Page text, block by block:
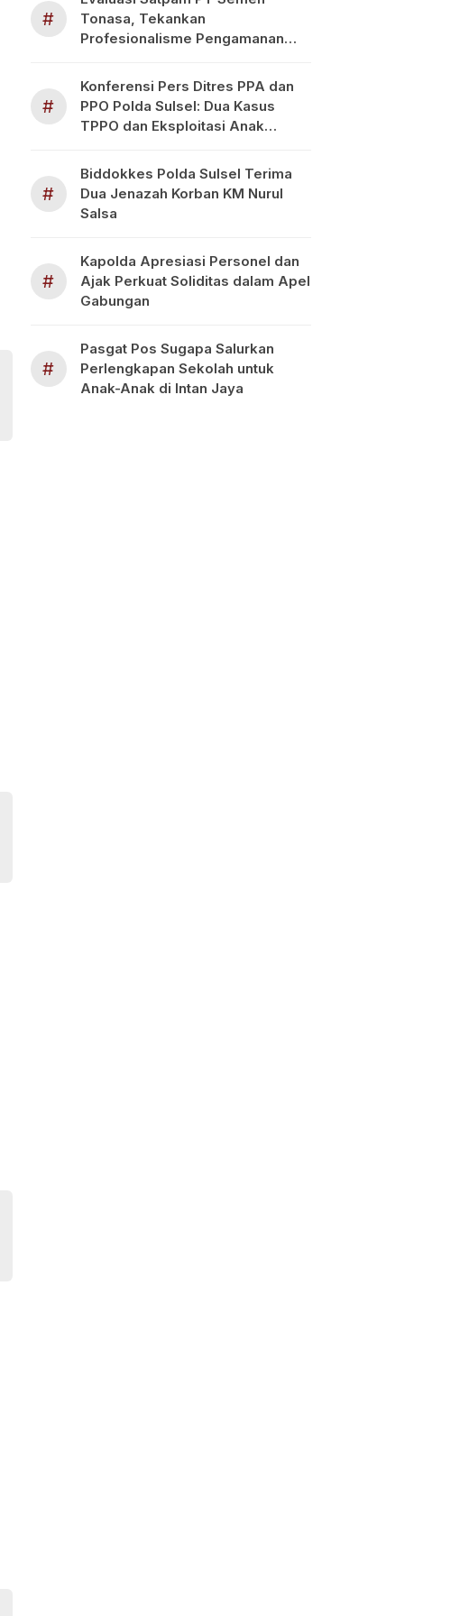
#
Tonasa, Tekankan
Profesionalisme Pengamanan
#
Konferensi Pers Ditres PPA dan
PPO Polda Sulsel: Dua Kasus
TPPO dan Eksploitasi Anak
#
Biddokkes Polda Sulsel Terima
Dua Jenazah Korban KM Nurul
Salsa
#
Kapolda Apresiasi Personel dan
Ajak Perkuat Soliditas dalam Apel
Gabungan
#
Pasgat Pos Sugapa Salurkan
Perlengkapan Sekolah untuk
Anak-Anak di Intan Jaya